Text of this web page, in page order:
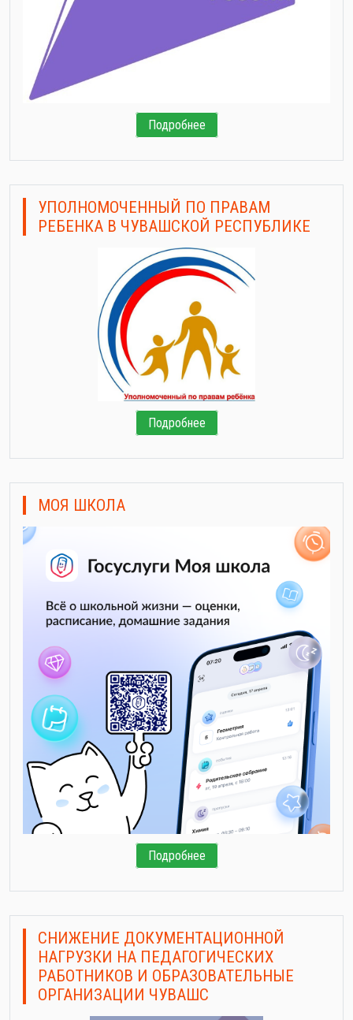
Подробнее
УПОЛНОМОЧЕННЫЙ ПО ПРАВАМ
РЕБЕНКА В ЧУВАШСКОЙ РЕСПУБЛИКЕ
Подробнее
МОЯ ШКОЛА
Подробнее
СНИЖЕНИЕ ДОКУМЕНТАЦИОННОЙ
НАГРУЗКИ НА ПЕДАГОГИЧЕСКИХ
РАБОТНИКОВ И ОБРАЗОВАТЕЛЬНЫЕ
ОРГАНИЗАЦИИ ЧУВАШС